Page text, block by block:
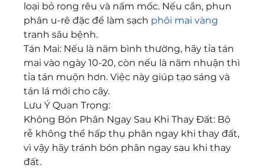
loại bỏ rong rêu và nấm mốc. Nếu cần, phun
phân u-rê đặc để làm sạch phôi mai vàng
tranh sâu bệnh.
Tán Mai: Nếu là năm bình thường, hãy tỉa tán
mai vào ngày 10-20, còn nếu là năm nhuận thì
tỉa tán muộn hơn. Việc này giúp tạo sáng và
tán lá mới cho cây.
Lưu Ý Quan Trọng:
Không Bón Phân Ngay Sau Khi Thay Đất: Bộ
rễ không thể hấp thụ phân ngay khi thay đất,
vì vậy hãy tránh bón phân ngay sau khi thay
đất.